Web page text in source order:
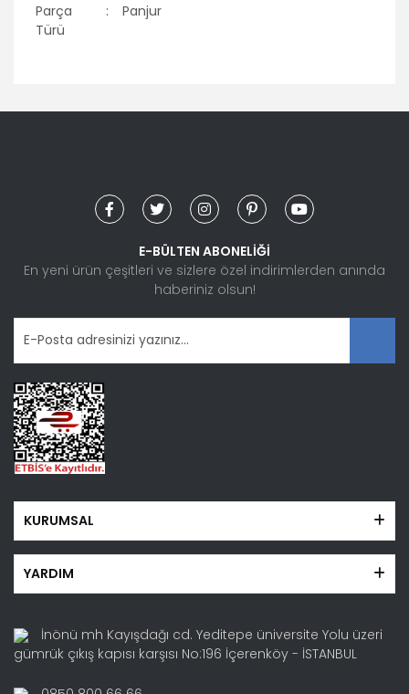
Parça
Türü
: Panjur
konularda yetersiz gördüğünüz noktaları öneri formunu
Ürün açıklamasında eksik bilgiler bulunuyor.
Ürün bilgilerinde hatalar bulunuyor.
Ürün fiyatı diğer sitelerden daha pahalı.
Bu ürüne benzer farklı alternatifler olmalı.
E-BÜLTEN ABONELİĞİ
En yeni ürün çeşitleri ve sizlere özel indirimlerden anında
haberiniz olsun!
KURUMSAL
YARDIM
İnönü mh Kayışdağı cd. Yeditepe üniversite Yolu üzeri
gümrük çıkış kapısı karşısı No:196 İçerenköy - İSTANBUL